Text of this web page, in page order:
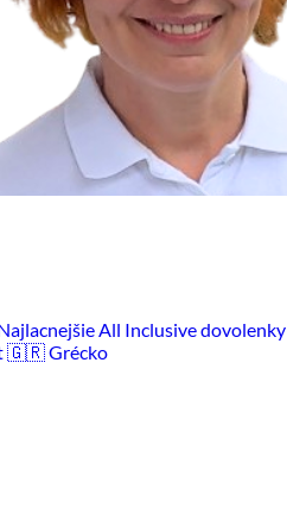
All Inclusive dovolenky
🇬🇷 Grécko